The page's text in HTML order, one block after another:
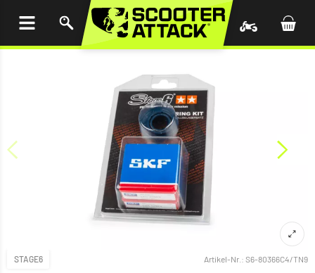
STAGE6 Artikel-Nr.: S6-80366C4/TN9